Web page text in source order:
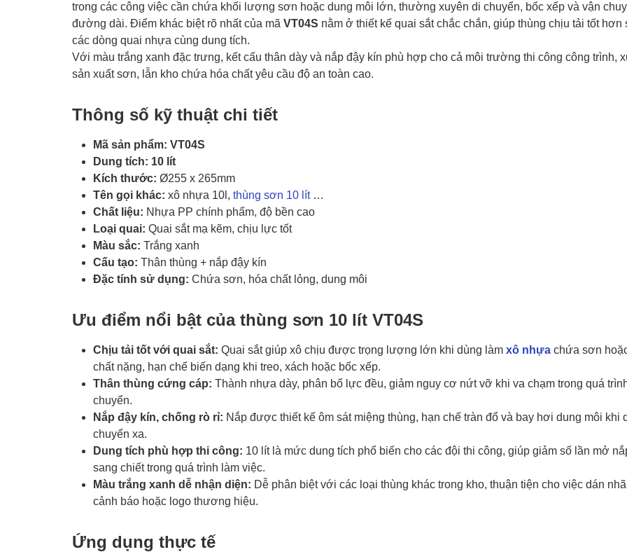
trong các công việc cần chứa khối lượng sơn hoặc dung môi lớn, thường xuyên di chuyển, bốc xếp và vận
đường dài. Điểm khác biệt rõ nhất của mã VT04S nằm ở thiết kế quai sắt chắc chắn, giúp thùng chịu tải tốt hơn
các dòng quai nhựa cùng dung tích.
Với màu trắng xanh đặc trưng, kết cấu thân dày và nắp đậy kín phù hợp cho cả môi trường thi công công trình,
sản xuất sơn, lẫn kho chứa hóa chất yêu cầu độ an toàn cao.
Thông số kỹ thuật chi tiết
Mã sản phẩm: VT04S
Dung tích: 10 lít
Kích thước: Ø255 x 265mm
Tên gọi khác: xô nhựa 10l, thùng sơn 10 lít…
Chất liệu: Nhựa PP chính phẩm, độ bền cao
Loại quai: Quai sắt mạ kẽm, chịu lực tốt
Màu sắc: Trắng xanh
Cấu tạo: Thân thùng + nắp đậy kín
Đặc tính sử dụng: Chứa sơn, hóa chất lỏng, dung môi
Ưu điểm nổi bật của thùng sơn 10 lít VT04S
Chịu tải tốt với quai sắt: Quai sắt giúp xô chịu được trọng lượng lớn khi dùng làm xô nhựa chứa sơn
chất nặng, hạn chế biến dạng khi treo, xách hoặc bốc xếp.
Thân thùng cứng cáp: Thành nhựa dày, phân bổ lực đều, giảm nguy cơ nứt vỡ khi va chạm trong quá
chuyển.
Nắp đậy kín, chống rò rỉ: Nắp được thiết kế ôm sát miệng thùng, hạn chế tràn đổ và bay hơi dung môi khi
chuyển xa.
Dung tích phù hợp thi công: 10 lít là mức dung tích phổ biến cho các đội thi công, giúp giảm số lần mở
sang chiết trong quá trình làm việc.
Màu trắng xanh dễ nhận diện: Dễ phân biệt với các loại thùng khác trong kho, thuận tiện cho việc dán
cảnh báo hoặc logo thương hiệu.
Ứng dụng thực tế